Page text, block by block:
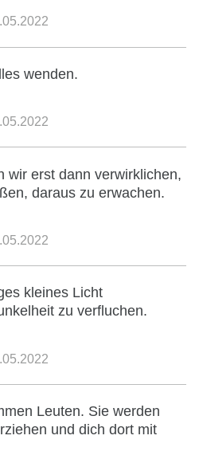
wenden.
wir erst dann verwirklichen,
daraus zu erwachen.
kleines Licht
zu verfluchen.
Leuten. Sie werden
und dich dort mit